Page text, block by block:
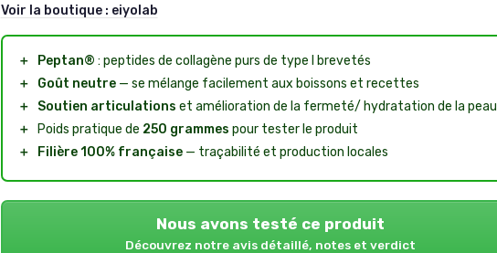
Voir la boutique : eiyolab
＋ Peptan® : peptides de collagène purs de type I brevetés
＋
Goût neutre— se mélange facilement aux boissons et recettes
＋
Soutien articulations et amélioration de la fermeté/ hydratation de la peau
＋
Poids pratique de 250 grammes pour tester le produit
＋
Filière 100% française— traçabilité et production locales
Nous avons testé ce produit
Découvrez notre avis détaillé, notes et verdict